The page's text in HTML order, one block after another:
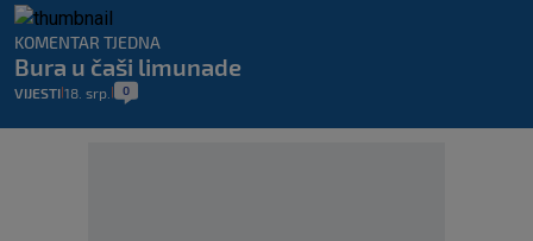
KOMENTAR TJEDNA
Bura u čaši limunade
VIJESTI 18. srp. 0